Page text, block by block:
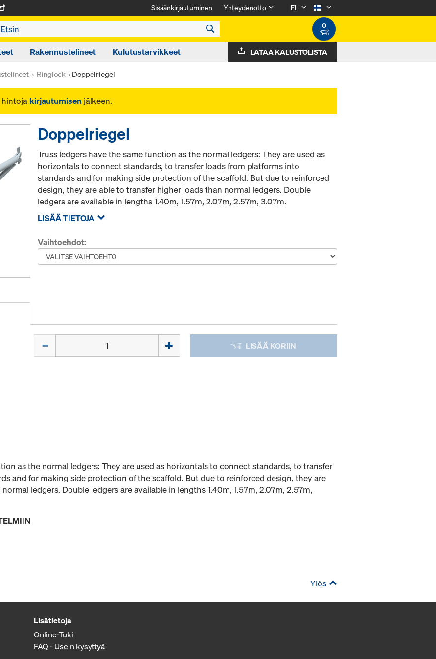
Sisäänkirjautuminen Yhteydenotto
FI
0
Rakennustelineet Kulutustarvikkeet LATAA KALUSTOLISTA
Ringlock Doppelriegel
kirjautumisen jälkeen.
Doppelriegel
Truss ledgers have the same function as the normal ledgers: They are used as
horizontals to connect standards, to transfer loads from platforms into
standards and for making side protection of the scaffold. But due to reinforced
design, they are able to transfer higher loads than normal ledgers. Double
ledgers are available in lengths 1.40m, 1.57m, 2.07m, 2.57m, 3.07m.
LISÄÄ TIETOJA
Vaihtoehdot:
LISÄÄ KORIIN
as the normal ledgers: They are used as horizontals to connect standards, to transfer
and for making side protection of the scaffold. But due to reinforced design, they are
ledgers. Double ledgers are available in lengths 1.40m, 1.57m, 2.07m, 2.57m,
Ylös
Lisätietoja
Online-Tuki
FAQ - Usein kysyttyä